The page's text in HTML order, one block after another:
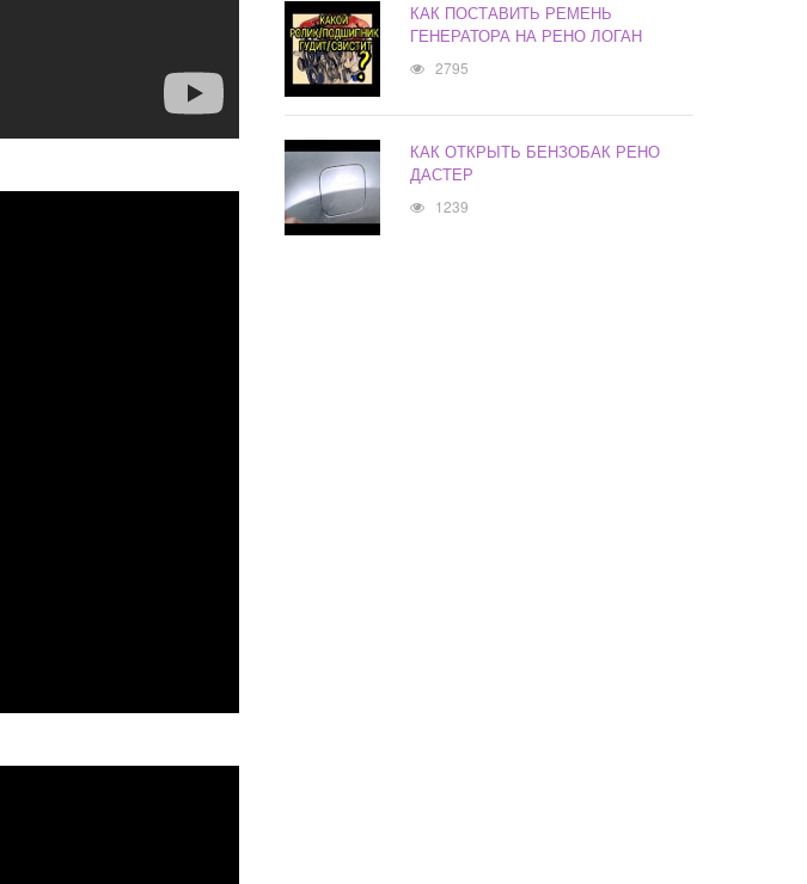
КАК ПОСТАВИТЬ РЕМЕНЬ
ГЕНЕРАТОРА НА РЕНО ЛОГАН
2795
КАК ОТКРЫТЬ БЕНЗОБАК РЕНО
ДАСТЕР
1239